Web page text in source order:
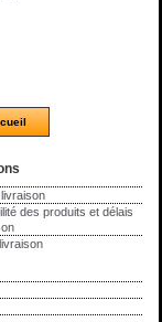
des produits et délais